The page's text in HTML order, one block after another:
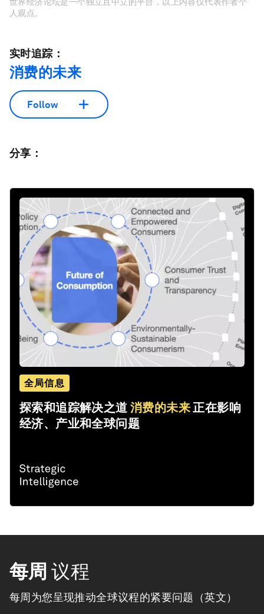
人观点。
实时追踪：
消费的未来
Follow
分享：
全局信息
探索和追踪解决之道消费的未来正在影响
经济、产业和全球问题
每周 议程
每周为您呈现推动全球议程的紧要问题（英文）